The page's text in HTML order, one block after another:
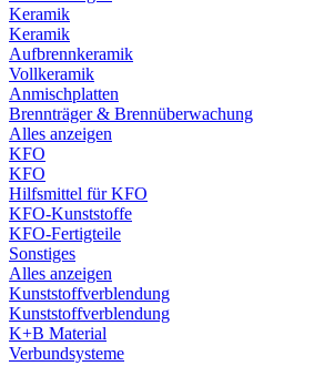
Keramik
Keramik
Aufbrennkeramik
Vollkeramik
Anmischplatten
Brennträger & Brennüberwachung
Alles anzeigen
KFO
KFO
Hilfsmittel für KFO
KFO-Kunststoffe
KFO-Fertigteile
Sonstiges
Alles anzeigen
Kunststoffverblendung
Kunststoffverblendung
K+B Material
Verbundsysteme